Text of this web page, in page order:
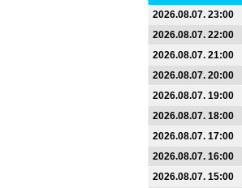
2026.08.07. 23:00
2026.08.07. 22:00
2026.08.07. 21:00
2026.08.07. 20:00
2026.08.07. 19:00
2026.08.07. 18:00
2026.08.07. 17:00
2026.08.07. 16:00
2026.08.07. 15:00